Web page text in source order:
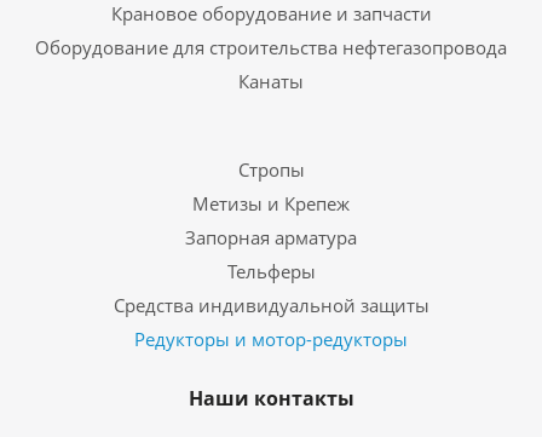
Крановое оборудование и запчасти
Оборудование для строительства нефтегазопровода
Канаты
Стропы
Метизы и Крепеж
Запорная арматура
Тельферы
Средства индивидуальной защиты
Редукторы и мотор-редукторы
Наши контакты